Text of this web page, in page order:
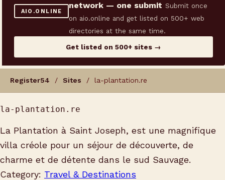
AIO.ONLINE
network — one submit Submit once
on aio.online and get listed on 500+ web
directories at the same time.
Get listed on 500+ sites →
Register54 / Sites / la-plantation.re
la-plantation.re
La Plantation à Saint Joseph, est une magnifique
villa créole pour un séjour de découverte, de
charme et de détente dans le sud Sauvage.
Category: Travel & Destinations